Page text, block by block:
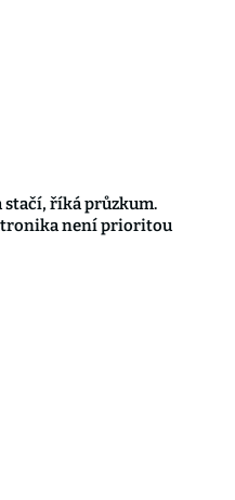
stačí, říká průzkum.
není prioritou